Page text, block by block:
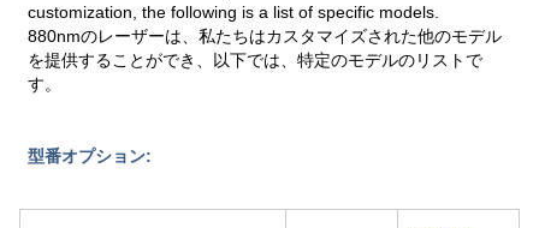
customization, the following is a list of specific models.
880nmのレーザーは、私たちはカスタマイズされた他のモデル
を提供することができ、以下では、特定のモデルのリストで
す。
型番オプション: